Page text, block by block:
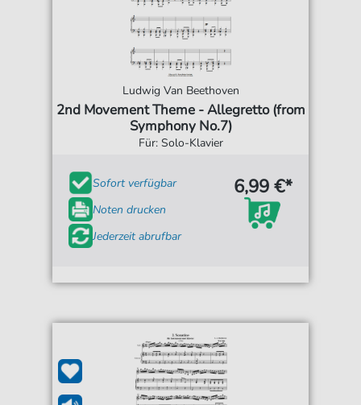
Ludwig Van Beethoven
2nd Movement Theme - Allegretto (from
Symphony No.7)
Für: Solo-Klavier
Sofort verfügbar
Noten drucken
Jederzeit abrufbar
6,99 €*